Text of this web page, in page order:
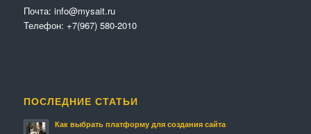
Почта: info@mysait.ru
Телефон: +7(967) 580-2010
ПОСЛЕДНИЕ СТАТЬИ
Как выбрать платформу для создания сайта